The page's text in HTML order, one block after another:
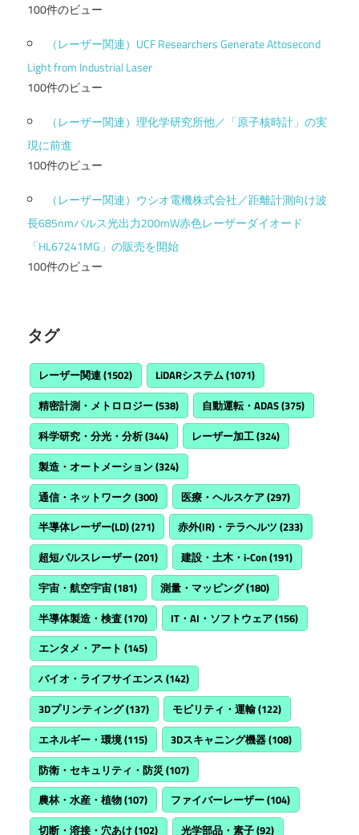
100件のビュー
（レーザー関連）UCF Researchers Generate Attosecond
Light from Industrial Laser
100件のビュー
（レーザー関連）理化学研究所他／「原子核時計」の実
現に前進
100件のビュー
（レーザー関連）ウシオ電機株式会社／距離計測向け波
長685nmパルス光出力200mW赤色レーザーダイオード
「HL67241MG」の販売を開始
100件のビュー
タグ
レーザー関連(1502) LiDARシステム(1071)
精密計測・メトロロジー(538) 自動運転・ADAS(375)
科学研究・分光・分析(344) レーザー加工(324)
製造・オートメーション(324)
通信・ネットワーク (300) 医療・ヘルスケア(297)
半導体レーザー(LD)(271) 赤外(IR)・テラヘルツ (233)
超短パルスレーザー(201) 建設・土木・i-Con(191)
宇宙・航空宇宙(181) 測量・マッピング(180)
半導体製造・検査(170) IT・AI・ソフトウェア(156)
エンタメ・アート (145)
バイオ・ライフサイエンス (142)
3Dプリンティング(137) モビリティ・運輸(122)
エネルギー・環境(115) 3Dスキャニング機器(108)
防衛・セキュリティ・防災 (107)
農林・水産・植物(107) ファイバーレーザー(104)
切断・溶接・穴あけ(102) 光学部品・素子(92)